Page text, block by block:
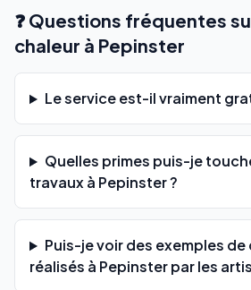
❓ Questions fréquentes
chaleur à Pepinster
Le service est-il vraiment
Quelles primes puis-je
travaux à Pepinster ?
Puis-je voir des exemples
réalisés à Pepinster par les